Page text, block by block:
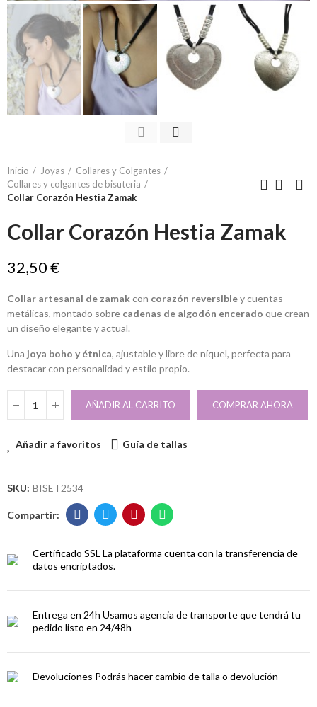
Inicio Joyas
Collares y Colgantes
Collares y colgantes de bisuteria
Collar Corazón Hestia Zamak
Collar Corazón Hestia Zamak
32,50 €
Collar artesanal de zamakcon corazón reversibley cuentas
metálicas, montado sobre cadenas de algodón encerado que crean
un diseño elegante y actual.
Una joya boho y étnica, ajustable y libre de níquel, perfecta para
destacar con personalidad y estilo propio.
AÑADIR AL CARRITO COMPRAR AHORA
Añadir a favoritos Guía de tallas
SKU: BISET2534
Certificado SSL La plataforma cuenta con la transferencia de
datos encriptados.
Entrega en 24h Usamos agencia de transporte que tendrá tu
pedido listo en 24/48h
Devoluciones Podrás hacer cambio de talla o devolución